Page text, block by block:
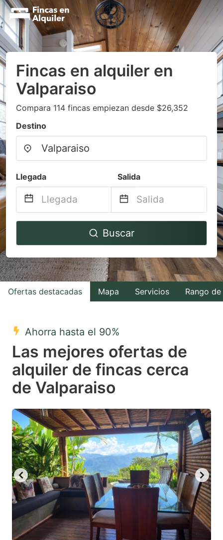
Fincas en alquiler en
Valparaiso
Compara 114 fincas empiezan desde $26,352
Destino
Llegada Salida
Navigate
to
interact
with
the
select
a
date.
Press
question
mark
key
to
get
the
keyboard
shortcuts
for
Navigate
to
interact
with
the
a
date.
question
mark
key
to
get
the
keyboard
shortcuts
Buscar
Ofertas destacadas Mapa Servicios Rango
Ahorra hasta el 90%
Las mejores ofertas de
alquiler de fincas cerca
de Valparaiso